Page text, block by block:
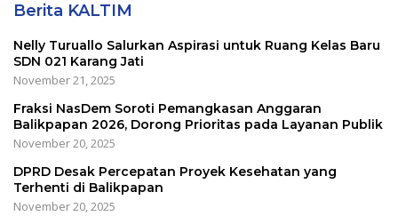
Berita KALTIM
Nelly Turuallo Salurkan Aspirasi untuk Ruang Kelas Baru
SDN 021 Karang Jati
November 21, 2025
Fraksi NasDem Soroti Pemangkasan Anggaran
Balikpapan 2026, Dorong Prioritas pada Layanan Publik
November 20, 2025
DPRD Desak Percepatan Proyek Kesehatan yang
Terhenti di Balikpapan
November 20, 2025